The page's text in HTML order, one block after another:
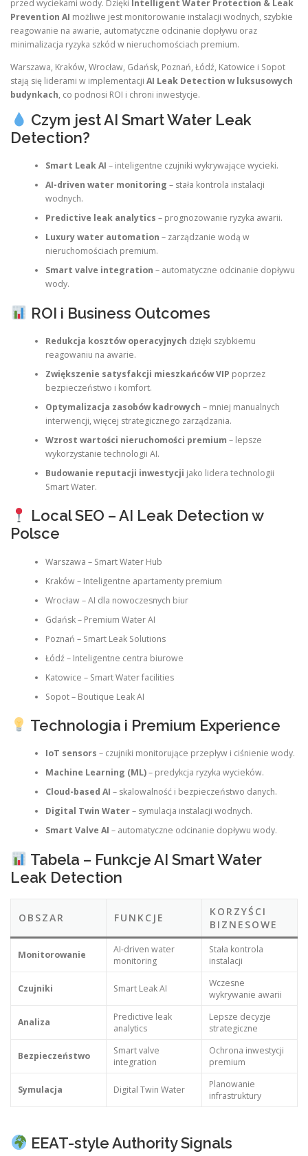
przed wyciekami wody. Dzięki Intelligent Water Protection & Leak
Prevention AI możliwe jest monitorowanie instalacji wodnych, szybkie
reagowanie na awarie, automatyczne odcinanie dopływu oraz
minimalizacja ryzyka szkód w nieruchomościach premium.
Warszawa, Kraków, Wrocław, Gdańsk, Poznań, Łódź, Katowice i Sopot
stają się liderami w implementacji AI Leak Detection w luksusowych
budynkach, co podnosi ROI i chroni inwestycje.
Czym jest AI Smart Water Leak
Detection?
Smart Leak AI – inteligentne czujniki wykrywające wycieki.
AI-driven water monitoring – stała kontrola instalacji
wodnych.
Predictive leak analytics – prognozowanie ryzyka awarii.
Luxury water automation – zarządzanie wodą w
nieruchomościach premium.
Smart valve integration – automatyczne odcinanie dopływu
wody.
ROI i Business Outcomes
Redukcja kosztów operacyjnych dzięki szybkiemu
reagowaniu na awarie.
Zwiększenie satysfakcji mieszkańców VIP poprzez
bezpieczeństwo i komfort.
Optymalizacja zasobów kadrowych – mniej manualnych
interwencji, więcej strategicznego zarządzania.
Wzrost wartości nieruchomości premium – lepsze
wykorzystanie technologii AI.
Budowanie reputacji inwestycji jako lidera technologii
Smart Water.
Local SEO – AI Leak Detection w
Polsce
Warszawa – Smart Water Hub
Kraków – Inteligentne apartamenty premium
Wrocław – AI dla nowoczesnych biur
Gdańsk – Premium Water AI
Poznań – Smart Leak Solutions
Łódź – Inteligentne centra biurowe
Katowice – Smart Water facilities
Sopot – Boutique Leak AI
Technologia i Premium Experience
IoT sensors – czujniki monitorujące przepływ i ciśnienie wody.
Machine Learning (ML)– predykcja ryzyka wycieków.
Cloud-based AI – skalowalność i bezpieczeństwo danych.
Digital Twin Water– symulacja instalacji wodnych.
Smart Valve AI – automatyczne odcinanie dopływu wody.
Tabela – Funkcje AI Smart Water
Leak Detection
OBSZAR FUNKCJE
KORZYŚCI
BIZNESOWE
Monitorowanie
AI-driven water
monitoring
Stała kontrola
instalacji
Czujniki Smart Leak AI
Wczesne
wykrywanie awarii
Analiza
Predictive leak
analytics
Lepsze decyzje
strategiczne
Bezpieczeństwo
Smart valve
integration
Ochrona inwestycji
premium
Symulacja Digital Twin Water
Planowanie
infrastruktury
EEAT-style Authority Signals